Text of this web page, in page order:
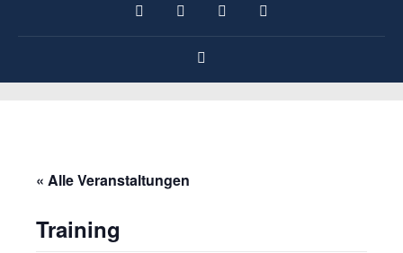
« Alle Veranstaltungen
Training